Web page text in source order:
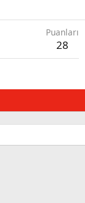
Puanları
28